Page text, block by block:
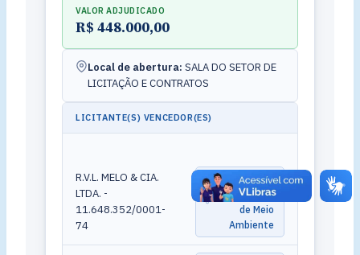
VALOR ADJUDICADO
R$ 448.000,00
Local de abertura: SALA DO SETOR DE
LICITAÇÃO E CONTRATOS
LICITANTE(S) VENCEDOR(ES)
R.V.L. MELO & CIA.
LTDA. -
11.648.352/0001-
74
Contrato
Fundo mun.
de Meio
Ambiente